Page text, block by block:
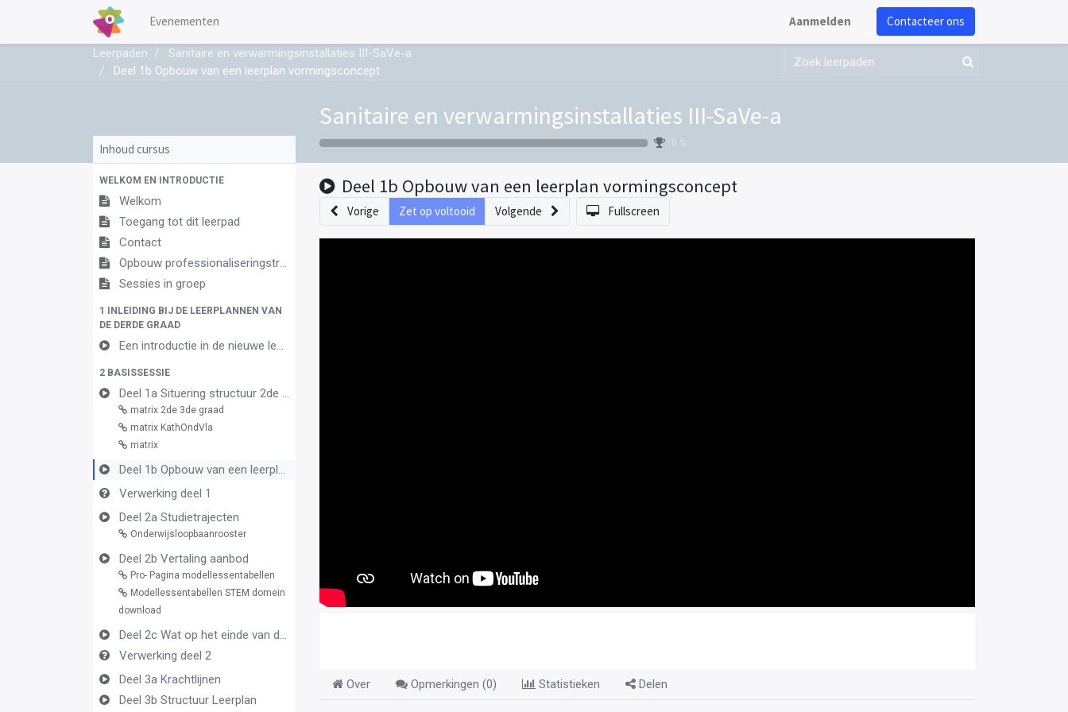
Evenementen Aanmelden Contacteer ons
Leerpaden
Sanitaire en verwarmingsinstallaties III-SaVe-a
Deel 1b Opbouw van een leerplan vormingsconcept
Sanitaire en verwarmingsinstallaties III-SaVe-a
0 %
Inhoud cursus
WELKOM EN INTRODUCTIE
Welkom
Toegang tot dit leerpad
Contact
Opbouw professionaliseringstraject
Sessies in groep
1 INLEIDING BIJ DE LEERPLANNEN VAN
DE DERDE GRAAD
Een introductie in de nieuwe leerplannen van de derde graad
2 BASISSESSIE
Deel 1a Situering structuur 2de en 3de graad
matrix 2de 3de graad
matrix KathOndVla
matrix
Deel 1b Opbouw van een leerplan vormingsconcept
Verwerking deel 1
Deel 2a Studietrajecten
Onderwijsloopbaanrooster
Deel 2b Vertaling aanbod
Pro- Pagina modellessentabellen
Modellessentabellen STEM domein
download
Deel 2c Wat op het einde van de graad
Verwerking deel 2
Deel 3a Krachtlijnen
Deel 3b Structuur Leerplan
Deel 1b Opbouw van een leerplan vormingsconcept
Vorige Zet op voltooid Volgende Fullscreen
Over Opmerkingen (0) Statistieken Delen